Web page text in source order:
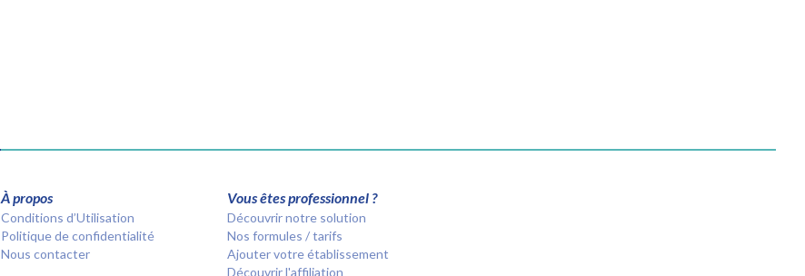
À propos
Conditions d’Utilisation
Politique de confidentialité
Nous contacter
Vous êtes professionnel ?
Découvrir notre solution
Nos formules / tarifs
Ajouter votre établissement
Découvrir l'affiliation